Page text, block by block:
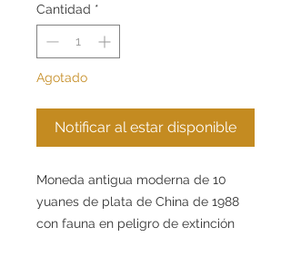
Cantidad *
Agotado
Notificar al estar disponible
Moneda antigua moderna de 10
yuanes de plata de China de 1988
con fauna en peligro de extinción